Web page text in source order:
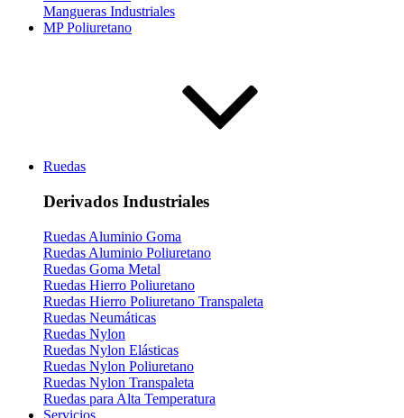
Mangueras Industriales
MP Poliuretano
Ruedas
Derivados Industriales
Ruedas Aluminio Goma
Ruedas Aluminio Poliuretano
Ruedas Goma Metal
Ruedas Hierro Poliuretano
Ruedas Hierro Poliuretano Transpaleta
Ruedas Neumáticas
Ruedas Nylon
Ruedas Nylon Elásticas
Ruedas Nylon Poliuretano
Ruedas Nylon Transpaleta
Ruedas para Alta Temperatura
Servicios